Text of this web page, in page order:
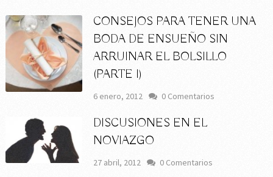
CONSEJOS PARA TENER UNA
BODA DE ENSUEÑO SIN
ARRUINAR EL BOLSILLO
(PARTE I)
6 enero, 2012 0 Comentarios
DISCUSIONES EN EL
NOVIAZGO
27 abril, 2012 0 Comentarios